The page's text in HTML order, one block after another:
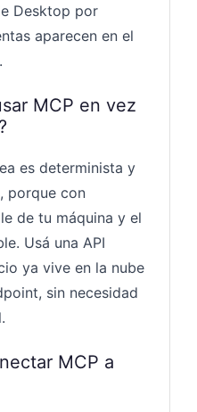
Desktop por
aparecen en el
MCP en vez
es determinista y
porque con
de tu máquina y el
Usá una API
ya vive en la nube
sin necesidad
MCP a